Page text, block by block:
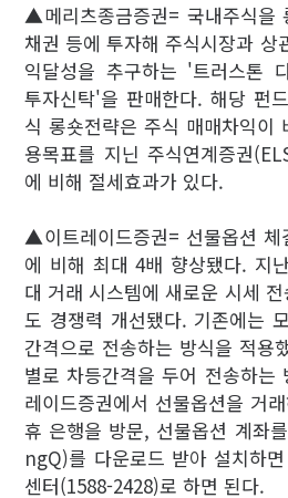
▲메리츠종금증권= 국내주식을
채권 등에 투자해 주식시장과 상
익달성을 추구하는 '트러스톤
투자신탁'을 판매한다. 해당 펀
식 롱숏전략은 주식 매매차익이
용목표를 지닌 주식연계증권
에 비해 절세효과가 있다.
▲이트레이드증권= 선물옵션 체
에 비해 최대 4배 향상됐다. 지
대 거래 시스템에 새로운 시세
도 경쟁력 개선됐다. 기존에는
간격으로 전송하는 방식을 적용
별로 차등간격을 두어 전송하는
레이드증권에서 선물옵션을 거
휴 은행을 방문, 선물옵션 계좌
ngQ)를 다운로드 받아 설치하
센터(1588-2428)로 하면 된다.